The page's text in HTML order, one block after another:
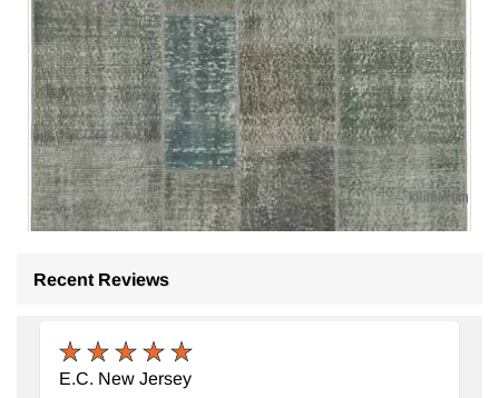
171 cm x 239 cm
18.554
TL
Recent Reviews
E.C. New Jersey